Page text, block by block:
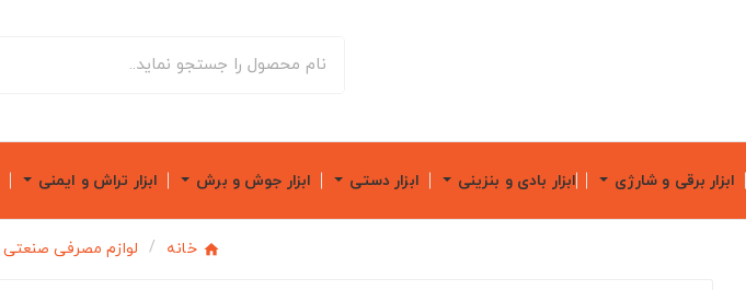
ابزار برقی و شارژی ابزار بادی و بنزینی ابزار دستی ابزار جوش و برش ابزار تراش و ایمنی
خانه لوازم مصرفی صنعتی